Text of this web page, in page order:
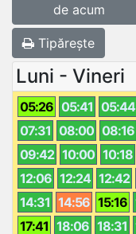
de acum
Tipărește
Luni - Vineri
05:26 05:41 05:44
07:31 08:00 08:16
09:42 10:00 10:18
12:06 12:24 12:42
14:31 14:56 15:16
17:41 18:06 18:31